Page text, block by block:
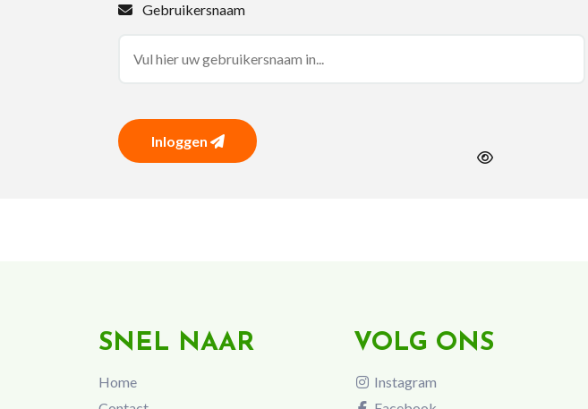
Gebruikersnaam
Inloggen
SNEL NAAR
Home
VOLG ONS
Instagram